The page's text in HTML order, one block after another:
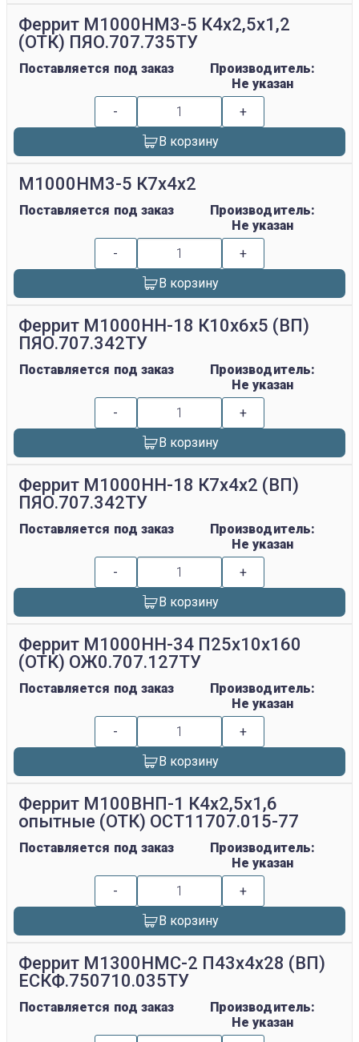
Феррит М1000НМ3-5 К4х2,5х1,2
(ОТК) ПЯО.707.735ТУ
Поставляется под заказ
Производитель:
Не указан
-
+
В корзину
М1000НМ3-5 К7х4х2
Поставляется под заказ
Производитель:
Не указан
-
+
В корзину
Феррит М1000НН-18 К10х6х5 (ВП)
ПЯО.707.342ТУ
Поставляется под заказ
Производитель:
Не указан
-
+
В корзину
Феррит М1000НН-18 К7х4х2 (ВП)
ПЯО.707.342ТУ
Поставляется под заказ
Производитель:
Не указан
-
+
В корзину
Феррит М1000НН-34 П25х10х160
(ОТК) ОЖ0.707.127ТУ
Поставляется под заказ
Производитель:
Не указан
-
+
В корзину
Феррит М100ВНП-1 К4х2,5х1,6
опытные (ОТК) ОСТ11707.015-77
Поставляется под заказ
Производитель:
Не указан
-
+
В корзину
Феррит М1300НМС-2 П43х4х28 (ВП)
ЕСКФ.750710.035ТУ
Поставляется под заказ
Производитель:
Не указан